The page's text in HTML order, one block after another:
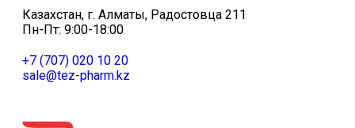
Казахстан, г. Алматы, Радостовца 211
Пн-Пт: 9:00-18:00
+7 (707) 020 10 20
sale@tez-pharm.kz